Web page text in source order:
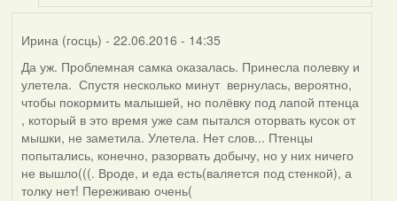
Ирина (госць) - 22.06.2016 - 14:35
Да уж. Проблемная самка оказалась. Принесла полевку и
улетела. Спустя несколько минут вернулась, вероятно,
чтобы покормить малышей, но полёвку под лапой птенца
, который в это время уже сам пытался оторвать кусок от
мышки, не заметила. Улетела. Нет слов... Птенцы
попытались, конечно, разорвать добычу, но у них ничего
не вышло(((. Вроде, и еда есть(валяется под стенкой), а
толку нет! Переживаю очень(